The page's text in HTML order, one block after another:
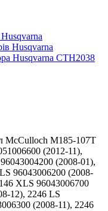
Husqvarna
Husqvarna CTH2038
(2010-10), GTH27V48 LS 96043011701 (2011-01), GTH27V48 LS 96043011702 (2011-08), GTH27V52 LS 96043009100 (2010-04), GTH27V52 LS 96043009101 (2010-03), GTH27V52 LS 96043009900 (2009-12), GTH3052 TDF 96041028500 (2012-04), GTH3052 TDF 96041028501 (2012-11), GTH3052 TDF 96041028502 (2013-05), GTH3052 TDF 96041028503 (2014-05), GTH3052 TF 96041026500 (2011-06), GTH3052 TF 96041026501 (2012-01), GTH52XLS 96045005700 (2015-08), GTH52XLS 96048006900 (2013-09), LG2654 96043018300 (2013-09), LGT24K54 240470 (2010-12), LGT24K54 240471 (2011-09), LGT24K54 240472 (2012-11), LGT24K54 96043012700 (2010-11), LGT24K54 96043012701 (2011-01), LGT24K54 96043012702 (2011-08), LGT2554 96045001500 (2009-01), LGT2554 96043009400 (2009-10), LGT2554 96045001502 (2010-06), LGT2554 96045001503 (2012-02), LGT2554 96045001701 (2012-03), LGT2554 96045002800 (2010 - 11), LGT2554 96045002801 (2010-12), LGT2554 96045003100 (2010-11), LGT2554 96045003200 (2011-03), LGT2654 96045000701 (2008-01), LGT2654 96045000701 (2008-01), LGT2654 96043003600/960430036 (2006-12), LGT2654 96045000700/960450007 (2006-11), LGT2654 96045003700 (2011-09), LGT2654 96045003701 (2012-09), LGT2654 96045003800 (2011-09), LGT2654 96045003801 (2012-09), LGT2654 96045004700 (2013-08), LGT2654 96045005000 (2013-09), LGTH2454 96043010700 (2010-05), LGTH24V54 96048006200 (2013-11), LGTH26V54 96048004400 (2012-08), LOGTH2448 T 96045000300 (2006), LOGTH2448 T 96045000300/960450003 (2005-11), LOYTH20F42 T 96045000200 (2006), LOYTH20F42 T 96045000200/960450002 (2006-02), LOYTH20F42 T 96045000201 (2006), LOYTH20F42 T 96045000201/960450002 (2006-02), LT126 96041007500 (2009-01), LT126 96041007501 (2010-01), LT126 96041008300 (2009-01), LT126 96041008301 (2010-01), LT126 96041019800 (2010-10), LT126 96041019801 (2011-04 ), LT126 96041019802 (2011-07), LT126 96041019803 (2012-06), LT126 96041019804 (2013-04), LT126 96041020400 (2010-09), LT126 96041020401 (2011-07), LT126 96041020402 (2012-05), LT126 96041020403 (2013-04), LT19538 R 96041028200 (2012-05), LT19538 96041017000 (2010-02), LT19538 96041017001 (2010-08), LT19538 96041017002 (2011-01), LT19538 96041017003 (2011-05), LT19538 96041027500 (2011-08), LT19538R/96041028201 (2013-05), LT19538R/96041028202 (2014-05), LTA18538/96043021000 (2015-08), LTH 154 96041024301 (2012-07), LTH 154 96041034100 (2013-10), LTH 174 96041024400 (2011-12), LTH 174 96041024401 (2012-8), LTH 174 96041024500 (2011-12), LTH126 96041007600 (2009-01), LTH126 96041008400 (2009-01), LTH126 96041013500 (2009-01), LTH126 96041013501 (2010-01), LTH126 96041019900 (2010-10), LTH126 96041019901 (2011-07), LTH126 96041019902 (2012-05), LTH126 96041019903 (2013-04), LTH126 96041020500 (2010-08), LTH126 96041020501 (2011-07), LTH126 96041020502 (2012-06), LTH126 96041020503 (2013-05), LTH1438 96043005800 (2011-06), LTH1438 96043006900 (2008-12), LTH1438 96043006900 (2008-12), LTH151 96041001900 (2007-02), LTH151 96041001901 (2007-05), LTH151 96041001902 (2007-10), LTH151 96041001903 (2008-01), LTH151 96041001905 (2008-09), LTH151 96041001906 (2009-01), LTH151 96041001907 (2010-01), LTH151 96041002000 (2007-02), LTH151 96041002001 (2007-05), LTH151 96041002002 (2008-09), LTH151 96041002002/960410020 (2007-10), LTH151 96041002003 (2008-01), LTH151 96041002004 (2009-01), LTH151 96041002005 (2009-01), LTH151 96041002006 (2010-01), LTH151 96041020100 (2010-10), LTH151 96041020101 (2011-05), LTH151 96041020700 (2010-09), LTH152 96041003000/960410030 (2007-02), LTH152 96041003002 (2007-10), LTH152 96041003003 (2008-01), LTH152 96041003004 (2008-09), LTH152 96041003005 (2010-01), LTH152 96041003006 (2010-01), LTH152 96041003007 (2010-11), LTH152 96041003008 (2011-07), LTH15